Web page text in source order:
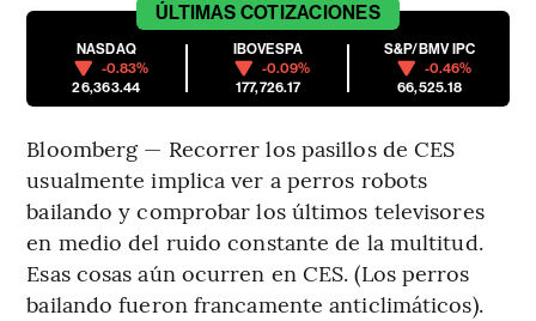
ÚLTIMAS COTIZACIONES
NASDAQ
-0.83%
26,363.44
IBOVESPA
-0.09%
177,726.17
S&P/BMV IPC
-0.46%
66,525.18
Bloomberg — Recorrer los pasillos de CES
usualmente implica ver a perros robots
bailando y comprobar los últimos televisores
en medio del ruido constante de la multitud.
Esas cosas aún ocurren en CES. (Los perros
bailando fueron francamente anticlimáticos).